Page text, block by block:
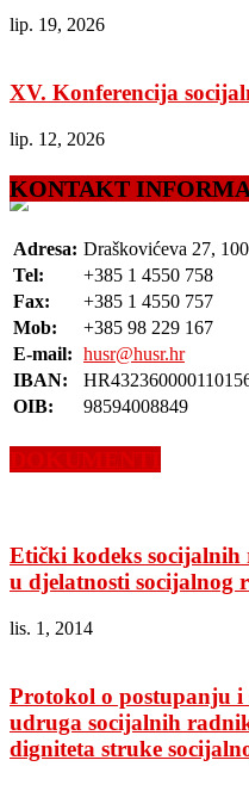
lip. 19, 2026
XV. Konferencija
lip. 12, 2026
KONTAKT
Adresa: Draškovićeva 27,
Tel:
+385 1 4550 758
Fax:
+385 1 4550 757
Mob:
+385 98 229 167
E-mail: husr@husr.hr
IBAN:
OIB:
98594008849
Etički kodeks
u djelatnosti socijalnog
lis. 1, 2014
Protokol o postupanju
udruga socijalnih
digniteta struke